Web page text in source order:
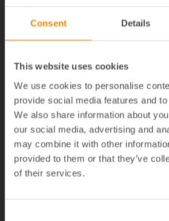
Consent Details
This website uses cookies
We use cookies to personalise
provide social media features and
We also share information about
our social media, advertising and
may combine it with other
provided to them or that they’ve
of their services.
60+
86%
nöjda kunder